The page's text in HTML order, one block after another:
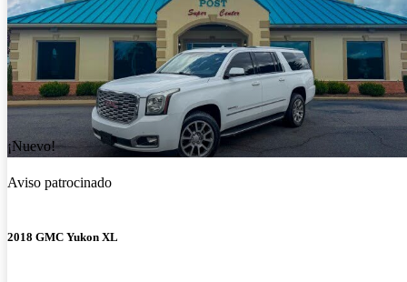
¡Nuevo!
Aviso patrocinado
2018 GMC Yukon XL